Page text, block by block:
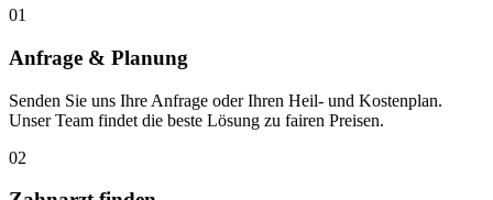
01
Anfrage & Planung
Senden Sie uns Ihre Anfrage oder Ihren Heil- und Kostenplan.
Unser Team findet die beste Lösung zu fairen Preisen.
02